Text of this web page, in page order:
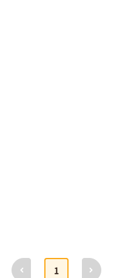
前へ
1
次へ
ャージ 業務用
塩タブレット＜